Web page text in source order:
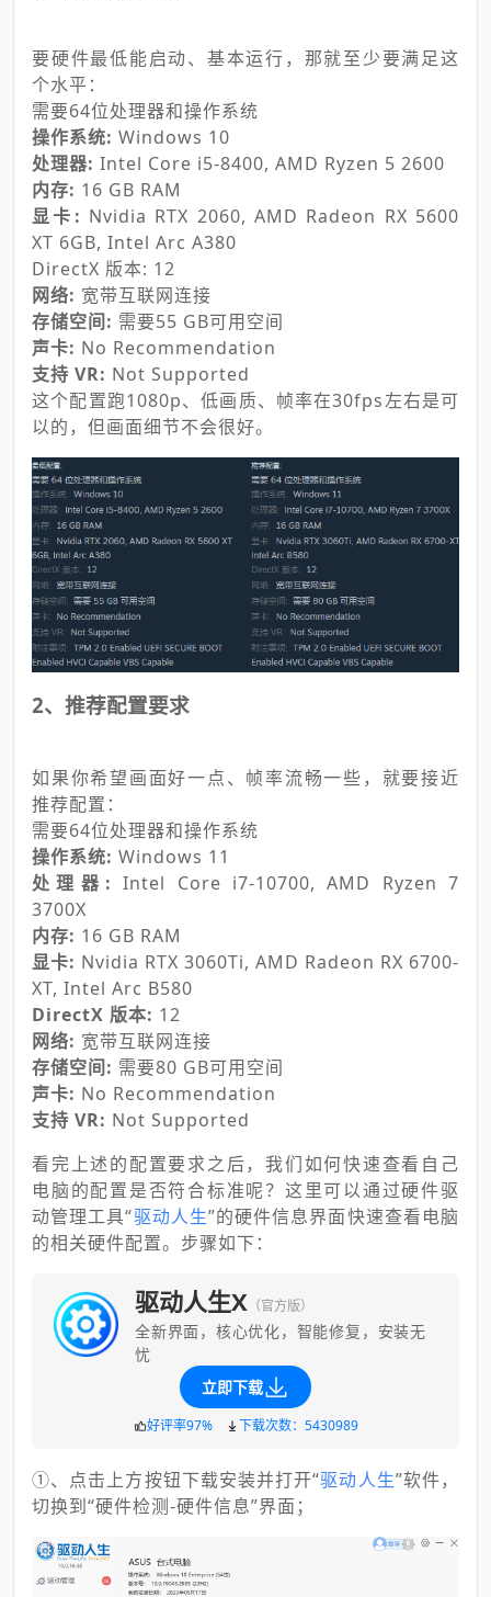
要硬件最低能启动、基本运行，那就至少要满足这
个水平：
需要64位处理器和操作系统
操作系统: Windows 10
处理器: Intel Core i5-8400, AMD Ryzen 5 2600
内存: 16 GB RAM
显卡: Nvidia RTX 2060, AMD Radeon RX 5600
XT 6GB, Intel Arc A380
DirectX 版本: 12
网络: 宽带互联网连接
存储空间: 需要55 GB可用空间
声卡: No Recommendation
支持 VR: Not Supported
这个配置跑1080p、低画质、帧率在30fps左右是可
以的，但画面细节不会很好。
2、推荐配置要求
如果你希望画面好一点、帧率流畅一些，就要接近
推荐配置：
需要64位处理器和操作系统
操作系统: Windows 11
处理器:Intel Core i7-10700, AMD Ryzen 7
3700X
内存: 16 GB RAM
显卡: Nvidia RTX 3060Ti, AMD Radeon RX 6700-
XT, Intel Arc B580
DirectX 版本: 12
网络: 宽带互联网连接
存储空间: 需要80 GB可用空间
声卡: No Recommendation
支持 VR: Not Supported
看完上述的配置要求之后，我们如何快速查看自己
电脑的配置是否符合标准呢？这里可以通过硬件驱
动管理工具“驱动人生”的硬件信息界面快速查看电脑
的相关硬件配置。步骤如下：
驱动人生X （官方版）
全新界面，核心优化，智能修复，安装无
忧
立即下载
好评率97% 下载次数：5430989
①、点击上方按钮下载安装并打开“驱动人生”软件，
切换到“硬件检测-硬件信息”界面；